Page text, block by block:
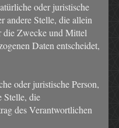
oder juristische
andere Stelle, die allein
die Zwecke und Mittel
Daten entscheidet,
oder juristische Person,
Stelle, die
des Verantwortlichen